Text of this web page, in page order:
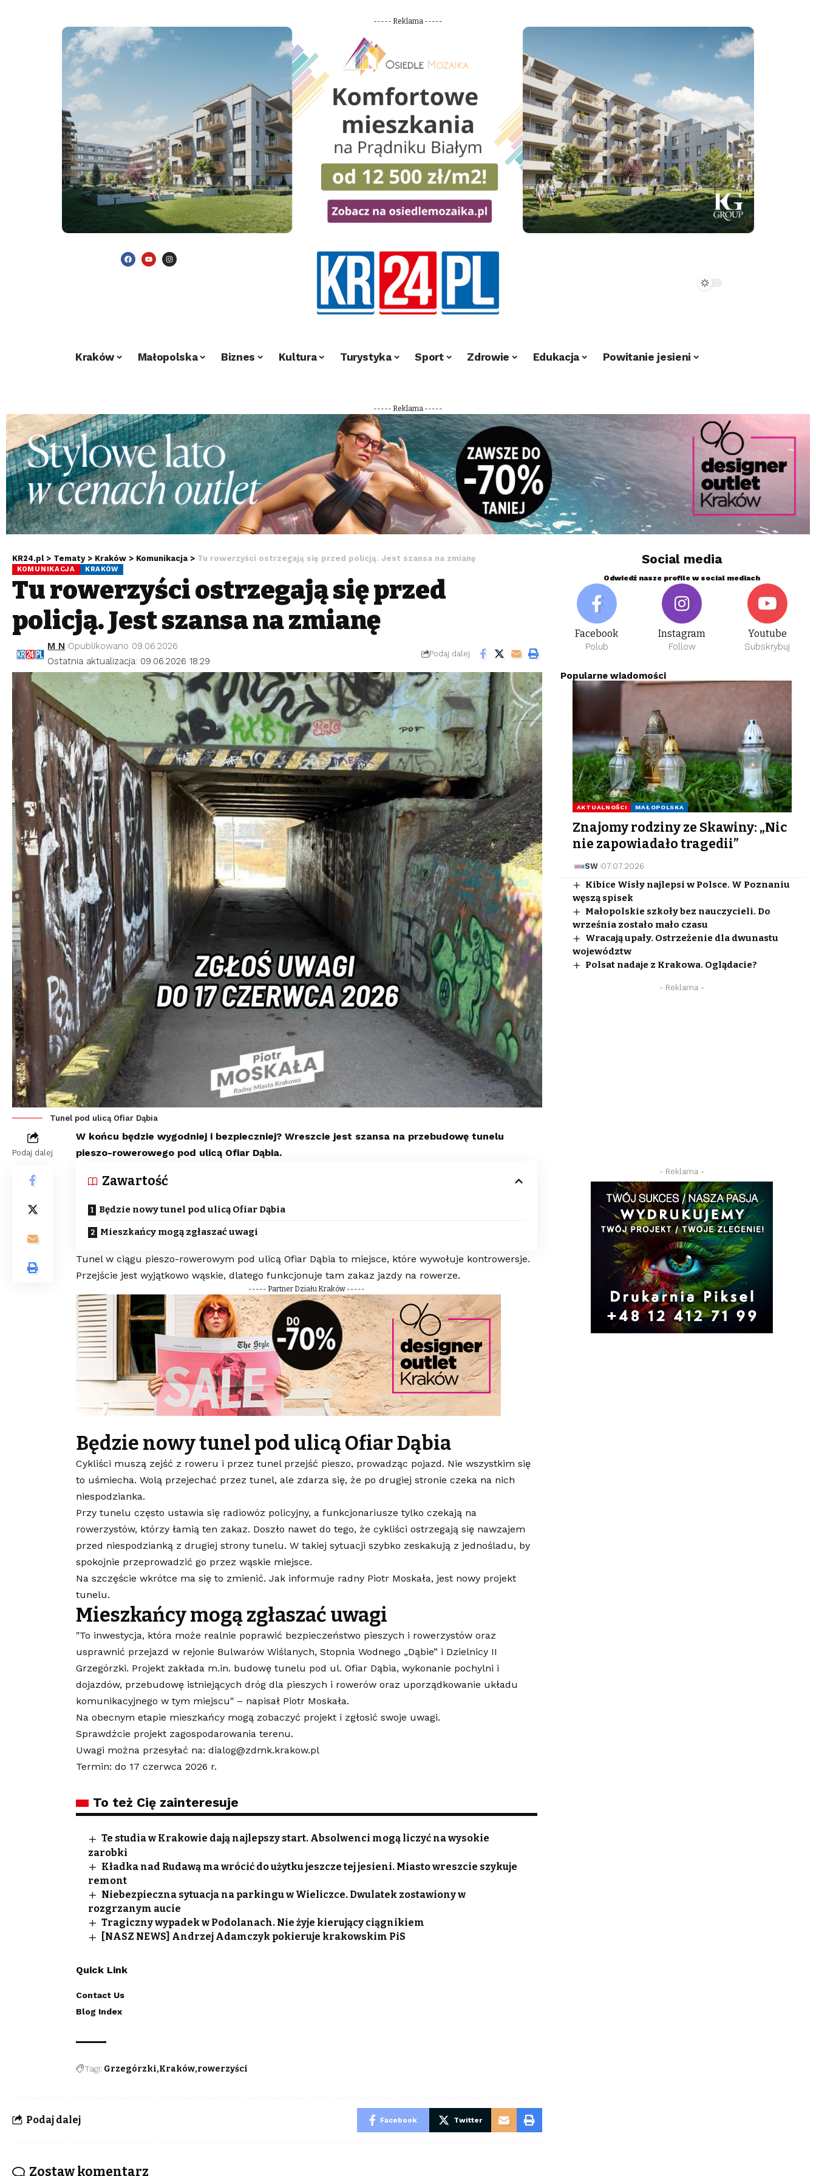
----- Reklama -----
Kraków Małopolska Biznes Kultura Turystyka Sport Zdrowie Edukacja Powitanie jesieni
----- Reklama -----
KR24.pl> Tematy> Kraków > Komunikacja > Tu rowerzyści ostrzegają się przed policją. Jest szansa na zmianę
KOMUNIKACJA KRAKÓW
Tu rowerzyści ostrzegają się przed
policją. Jest szansa na zmianę
Ostatnia aktualizacja: 09.06.2026 18:29
M N Opublikowano 09.06.2026
Podaj dalej
Tunel pod ulicą Ofiar Dąbia
Podaj dalej
W końcu będzie wygodniej i bezpieczniej? Wreszcie jest szansa na przebudowę tunelu
pieszo-rowerowego pod ulicą Ofiar Dąbia.
Zawartość
Będzie nowy tunel pod ulicą Ofiar Dąbia
Mieszkańcy mogą zgłaszać uwagi
Tunel w ciągu pieszo-rowerowym pod ulicą Ofiar Dąbia to miejsce, które wywołuje kontrowersje.
Przejście jest wyjątkowo wąskie, dlatego funkcjonuje tam zakaz jazdy na rowerze.
----- Partner Działu Kraków -----
Będzie nowy tunel pod ulicą Ofiar Dąbia
Cykliści muszą zejść z roweru i przez tunel przejść pieszo, prowadząc pojazd. Nie wszystkim się
to uśmiecha. Wolą przejechać przez tunel, ale zdarza się, że po drugiej stronie czeka na nich
niespodzianka.
Przy tunelu często ustawia się radiowóz policyjny, a funkcjonariusze tylko czekają na
rowerzystów, którzy łamią ten zakaz. Doszło nawet do tego, że cykliści ostrzegają się nawzajem
przed niespodzianką z drugiej strony tunelu. W takiej sytuacji szybko zeskakują z jednośladu, by
spokojnie przeprowadzić go przez wąskie miejsce.
Na szczęście wkrótce ma się to zmienić. Jak informuje radny Piotr Moskała, jest nowy projekt
tunelu.
Mieszkańcy mogą zgłaszać uwagi
″To inwestycja, która może realnie poprawić bezpieczeństwo pieszych i rowerzystów oraz
usprawnić przejazd w rejonie Bulwarów Wiślanych, Stopnia Wodnego „Dąbie” i Dzielnicy II
Grzegórzki. Projekt zakłada m.in. budowę tunelu pod ul. Ofiar Dąbia, wykonanie pochylni i
dojazdów, przebudowę istniejących dróg dla pieszych i rowerów oraz uporządkowanie układu
komunikacyjnego w tym miejscu″ – napisał Piotr Moskała.
Na obecnym etapie mieszkańcy mogą zobaczyć projekt i zgłosić swoje uwagi.
Sprawdźcie projekt zagospodarowania terenu.
Uwagi można przesyłać na: dialog@zdmk.krakow.pl
Termin: do 17 czerwca 2026 r.
To też Cię zainteresuje
Te studia w Krakowie dają najlepszy start. Absolwenci mogą liczyć na wysokie
zarobki
Kładka nad Rudawą ma wrócić do użytku jeszcze tej jesieni. Miasto wreszcie szykuje
remont
Niebezpieczna sytuacja na parkingu w Wieliczce. Dwulatek zostawiony w
rozgrzanym aucie
Tragiczny wypadek w Podolanach. Nie żyje kierujący ciągnikiem
[NASZ NEWS] Andrzej Adamczyk pokieruje krakowskim PiS
Quick Link
Contact Us
Blog Index
Tagi: Grzegórzki Kraków rowerzyści
Podaj dalej Facebook Twitter
Zostaw komentarz
Social media
Odwiedź nasze profile w social mediach
Facebook
Polub
Instagram
Follow
Youtube
Subskrybuj
Popularne wiadomości
AKTUALNOŚCI MAŁOPOLSKA
Znajomy rodziny ze Skawiny: „Nic
nie zapowiadało tragedii”
SW 07.07.2026
Kibice Wisły najlepsi w Polsce. W Poznaniu
węszą spisek
Małopolskie szkoły bez nauczycieli. Do
września zostało mało czasu
Wracają upały. Ostrzeżenie dla dwunastu
województw
Polsat nadaje z Krakowa. Oglądacie?
- Reklama -
- Reklama -